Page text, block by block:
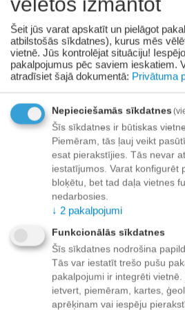
+
−
Pievienot vēlmju
Piegāde
Preču izsniegšanas punktos -
Līdz dzīvokļa durvīm no 35.00
Līdz 34.99 EUR piegādes maksa:
Venipak kurjers - 3.90 EUR
Omniva pakomāts - 3.20 EUR
Apmaksa
Šeit jūs varat apskatīt un pielāgot
atbilstošās sīkdatnes), kurus mēs
vietnē. Jūs kontrolējat situāciju!
pakalpojumus pēc saviem ieskatiem.
atradīsiet šajā dokumentā: Privātuma
Nepieciešamās sīkdatnes
Šīs sīkdatnes ir būtiskas
Piemēram, tās ļauj veikt
esat pierakstījies. Tās nevar
iestatījumos. Varat konfigurēt
bloķētu, bet tad daļa vietnes
nedarbosies.
↓ 2 pakalpojumi
Funkcionālās sīkdatnes
Šīs sīkdatnes nodrošina
Tās var iestatīt trešo pušu
pakalpojumi ir integrēti
ietvert, piemēram, kartes,
aprēķinam vai iespēju